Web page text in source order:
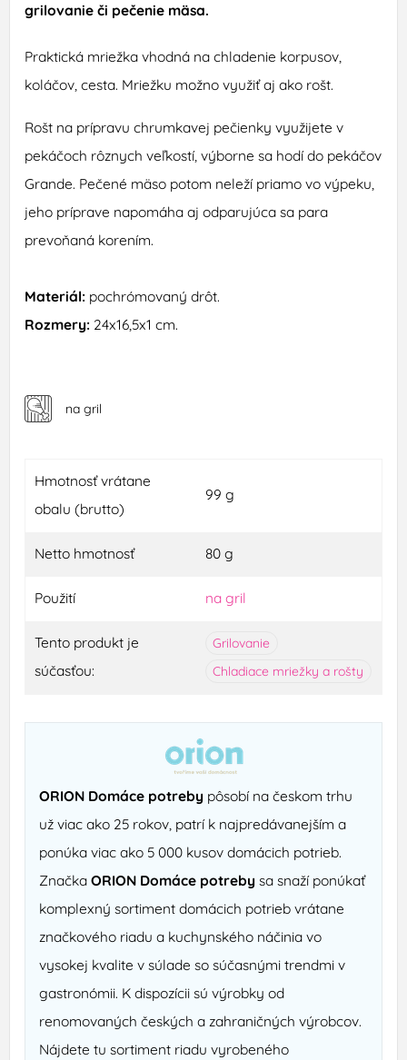
grilovanie či pečenie mäsa.
Praktická mriežka vhodná na chladenie korpusov,
koláčov, cesta. Mriežku možno využiť aj ako rošt.
Rošt na prípravu chrumkavej pečienky využijete v
pekáčoch rôznych veľkostí, výborne sa hodí do pekáčov
Grande. Pečené mäso potom neleží priamo vo výpeku
jeho príprave napomáha aj odparujúca sa para
prevoňaná korením.
Materiál: pochrómovaný drôt.
Rozmery: 24x16,5x1 cm.
na gril
Hmotnosť vrátane
obalu (brutto)
99 g
Netto hmotnosť 80 g
Použití na gril
Tento produkt je
súčasťou:
Grilovanie
Chladiace mriežky a rošty
ORION Domáce potreby pôsobí na českom trhu
už viac ako 25 rokov, patrí k najpredávanejším a
ponúka viac ako 5 000 kusov domácich potrieb.
ZnačkaORION Domáce potreby sa snaží ponúkať
komplexný sortiment domácich potrieb vrátane
značkového riadu a kuchynského náčinia vo
vysokej kvalite v súlade so súčasnými trendmi v
gastronómii. K dispozícii sú výrobky od
renomovaných českých a zahraničných výrobcov.
Nájdete tu sortiment riadu vyrobeného